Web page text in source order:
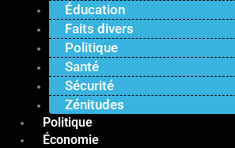
Éducation
Faits divers
Politique
Santé
Sécurité
Zénitudes
Politique
Économie